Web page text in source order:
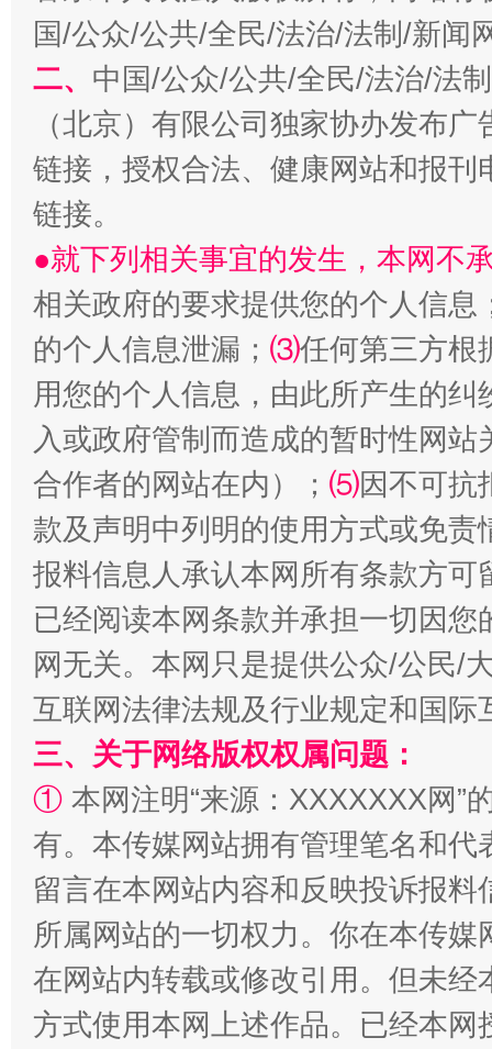
受贿1.44亿！段成刚被判无期 从幼
全民健身五年计划来了！等你上场
阿坝州三大球赛在茂县开幕
国家大学科技园优化重塑工作
国/公众/公共/全民/法治/法制/新闻
二、 中国/公众/公共/全民/法治/法
（北京）有限公司独家协办发布
链接，授权合法、健康网站和报
链接。
●就下列相关事宜的发生，本网不
相关政府的要求提供您的个人信息
的个人信息泄漏； ⑶任何第三方根
用您的个人信息，由此所产生的纠
入或政府管制而造成的暂时性网
合作者的网站在内）； ⑸因不可抗
款及声明中列明的使用方式或免责
报料信息人承认本网所有条款方
已经阅读本网条款并承担一切因
网无关。本网只是提供公众/公民/
互联网法律法规及行业规定和国
三、关于网络版权权属问题：
① 本网注明“来源：XXXXXXX网”
有。本传媒网站拥有管理笔名和
留言在本网站内容和反映投诉报
所属网站的一切权力。你在本传
在网站内转载或修改引用。但未
方式使用本网上述作品。已经本